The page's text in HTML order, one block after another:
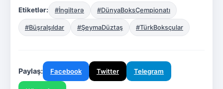
Etiketlər: #İngiltərə #DünyaBoksÇempionatı
#BüşraIşıldar #ŞeymaDüztaş #TürkBoksçular
Paylaş: Facebook Twitter Telegram